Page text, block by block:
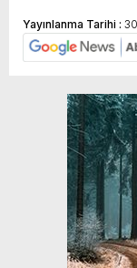
Yayınlanma Tarihi :